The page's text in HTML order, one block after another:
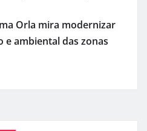
Orla mira modernizar
ambiental das zonas